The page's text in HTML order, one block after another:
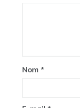
Nom *